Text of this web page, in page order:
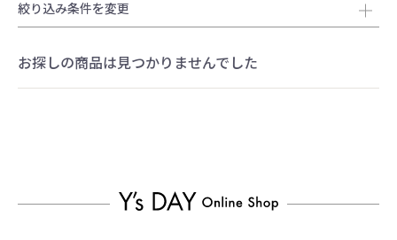
絞り込み条件を変更
お探しの商品は見つかりませんでした